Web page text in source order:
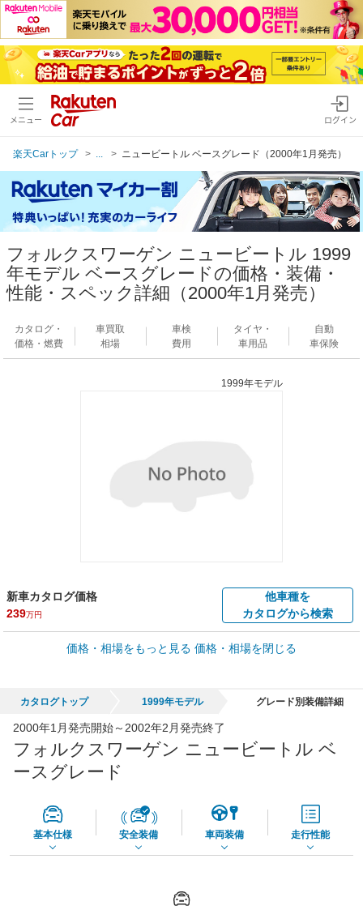
メニュー ログイン
楽天Carトップ ニュービートル ベースグレード（2000年1月発売）
フォルクスワーゲン ニュービートル 1999
年モデル ベースグレードの価格・装備・
性能・スペック詳細（2000年1月発売）
カタログ・
価格・燃費
車買取
相場
車検
費用
タイヤ・
車用品
自動
車保険
1999年モデル
新車カタログ価格
239万円
他車種を
カタログから検索
車買取価格 *
車買取相場
65,050円
*当該価格は車種別の価格となります。
価格・相場をもっと見る 価格・相場を閉じる
カタログトップ 1999年モデル グレード別装備詳細
2000年1月発売開始～2002年2月発売終了
フォルクスワーゲン ニュービートル ベ
ースグレード
基本仕様 安全装備 車両装備 走行性能